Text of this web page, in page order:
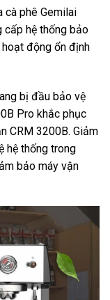
cà phê Gemilai
cấp hệ thống bảo
động ổn định
bị đầu bảo vệ
Pro khắc phục
CRM 3200B. Giảm
hệ thống trong
bảo máy vận